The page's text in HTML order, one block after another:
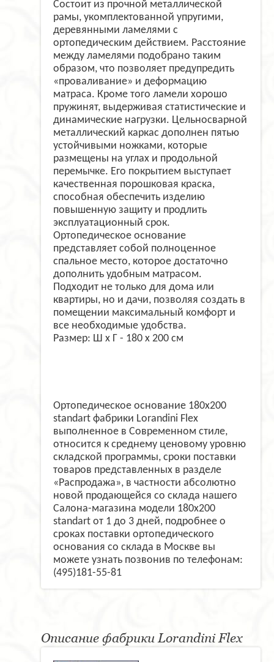
Состоит из прочной металлической
рамы, укомплектованной упругими,
деревянными ламелями с
ортопедическим действием. Расстояние
между ламелями подобрано таким
образом, что позволяет предупредить
«проваливание» и деформацию
матраса. Кроме того ламели хорошо
пружинят, выдерживая статистические и
динамические нагрузки. Цельносварной
металлический каркас дополнен пятью
устойчивыми ножками, которые
размещены на углах и продольной
перемычке. Его покрытием выступает
качественная порошковая краска,
способная обеспечить изделию
повышенную защиту и продлить
эксплуатационный срок.
Ортопедическое основание
представляет собой полноценное
спальное место, которое достаточно
дополнить удобным матрасом.
Подходит не только для дома или
квартиры, но и дачи, позволяя создать в
помещении максимальный комфорт и
все необходимые удобства.
Размер: Ш x Г - 180 x 200 см
Ортопедическое основание 180х200
standart фабрики Lorandini Flex
выполненное в Современном стиле,
относится к среднему ценовому уровню
складской программы, сроки поставки
товаров представленных в разделе
«Распродажа», в частности абсолютно
новой продающейся со склада нашего
Салона-магазина модели 180х200
standart от 1 до 3 дней, подробнее о
сроках поставки ортопедического
основания со склада в Москве вы
можете узнать позвонив по телефонам:
(495)181-55-81
Описание фабрики Lorandini Flex